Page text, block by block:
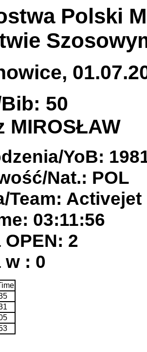
Polski
50
MIROSŁAW
YoB:
Nat.: POL
Team: Activejet
03:11:56
2
w : 0